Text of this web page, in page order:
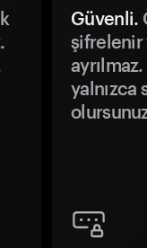
Güvenli.
şifrelenir
yalnızca